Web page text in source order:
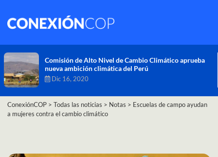
Comisión de Alto Nivel de Cambio Climático aprueba
nueva ambición climática del Perú
Dic 16, 2020
ConexiónCOP > Todas las noticias > Notas > Escuelas de campo ayudan
a mujeres contra el cambio climático